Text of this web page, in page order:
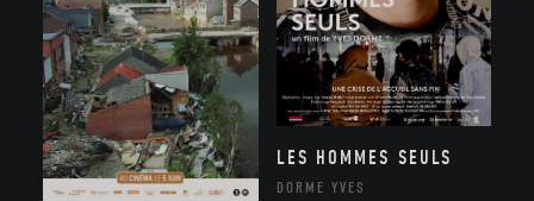
LES HOMMES SEULS
DORME YVES